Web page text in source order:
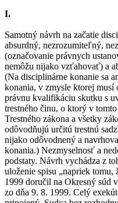
I.
Samotný návrh na začatie
absurdný, nezrozumiteľný,
(označovanie právnych
nemôžu nijako vzťahovať) a
(Na disciplinárne konanie sa
konania, v zmysle ktorej musí
právnu kvalifikáciu skutku s
trestného činu, o ktorý v
Trestného zákona a všetky
odôvodňujú určitú trestnú
nijako odôvodnený a
konania.) Nezmyselnosť a
podstaty. Návrh vychádza z
uloženie spisu „napriek tomu,
1999 doručil na Okresný súd
zo dňa 9. 8. 1999. Celý